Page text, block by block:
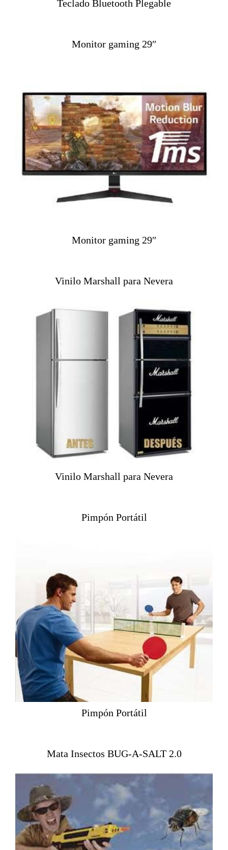
Teclado Bluetooth Plegable
Monitor gaming 29″
Monitor gaming 29″
Vinilo Marshall para Nevera
Vinilo Marshall para Nevera
Pimpón Portátil
Pimpón Portátil
Mata Insectos BUG-A-SALT 2.0